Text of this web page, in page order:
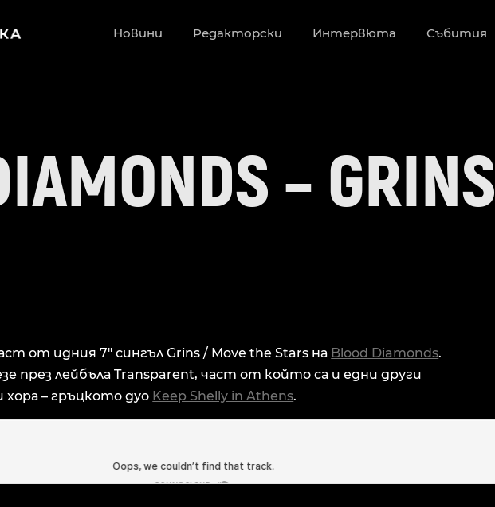
Новини Редакторски Интервюта Събития
– GRINS
от идния 7″ сингъл Grins / Move the Stars на Blood Diamonds.
през лейбъла Transparent, част от който са и едни други
– гръцкото дуо Keep Shelly in Athens.